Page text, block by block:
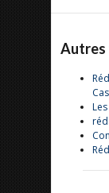
Autres